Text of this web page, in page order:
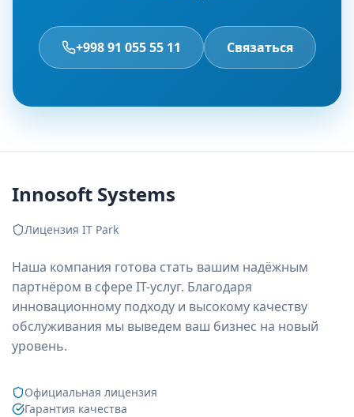
+998 91 055 55 11 Связаться
Innosoft Systems
Лицензия IT Park
Наша компания готова стать вашим надёжным
партнёром в сфере IT-услуг. Благодаря
инновационному подходу и высокому качеству
обслуживания мы выведем ваш бизнес на новый
уровень.
Официальная лицензия
Гарантия качества